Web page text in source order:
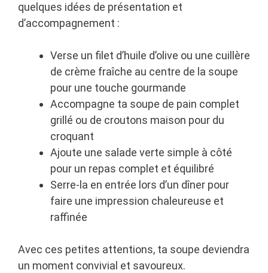
quelques idées de présentation et
d’accompagnement :
Verse un filet d’huile d’olive ou une cuillère
de crème fraîche au centre de la soupe
pour une touche gourmande
Accompagne ta soupe de pain complet
grillé ou de croutons maison pour du
croquant
Ajoute une salade verte simple à côté
pour un repas complet et équilibré
Serre-la en entrée lors d’un dîner pour
faire une impression chaleureuse et
raffinée
Avec ces petites attentions, ta soupe deviendra
un moment convivial et savoureux.